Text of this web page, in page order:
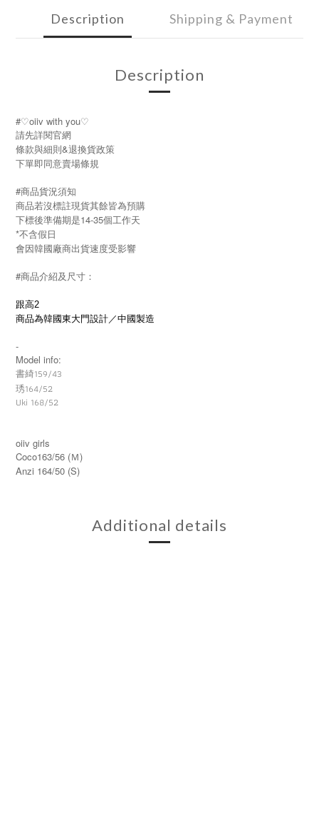
Description Shipping & Payment
Description
#♡oiiv with you♡
請先詳閱官網
條款與細則&退換貨政策
下單即同意賣場條規
#商品貨況須知
商品若沒標註現貨其餘皆為預購
下標後準備期是14-35個工作天
*不含假日
會因韓國廠商出貨速度受影響
#商品介紹及尺寸：
跟高2
商品為韓國東大門設計／中國製造
-
Model info:
書綺159/43
琇164/52
Uki 168/52
oiiv girls
Coco163/56 (Ｍ)
Anzi 164/50 (S)
Additional details